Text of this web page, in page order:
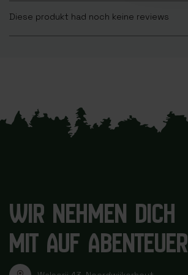
Diese produkt had noch keine reviews
WIR NEHMEN DICH
MIT AUF ABENTEUER